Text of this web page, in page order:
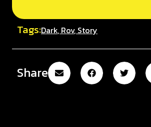
Tags:Dark, Rov, Story
Share